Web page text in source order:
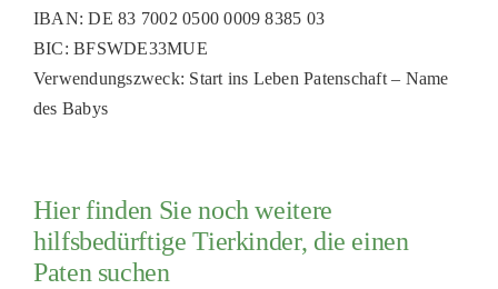
IBAN: DE 83 7002 0500 0009 8385 03
BIC: BFSWDE33MUE
Verwendungszweck: Start ins Leben Patenschaft – Name
des Babys
Hier finden Sie noch weitere
hilfsbedürftige Tierkinder, die einen
Paten suchen